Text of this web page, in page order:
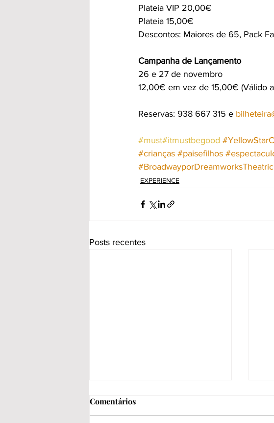
Plateia VIP 20,00€
Plateia 15,00€
Descontos: Maiores de 65, Pack
Campanha de Lançamento
26 e 27 de novembro
12,00€ em vez de 15,00€ (Válido
Reservas: 938 667 315 e
#must#itmustbegood
#crianças #paisefilhos
EXPERIENCE
Posts recentes
Comentários